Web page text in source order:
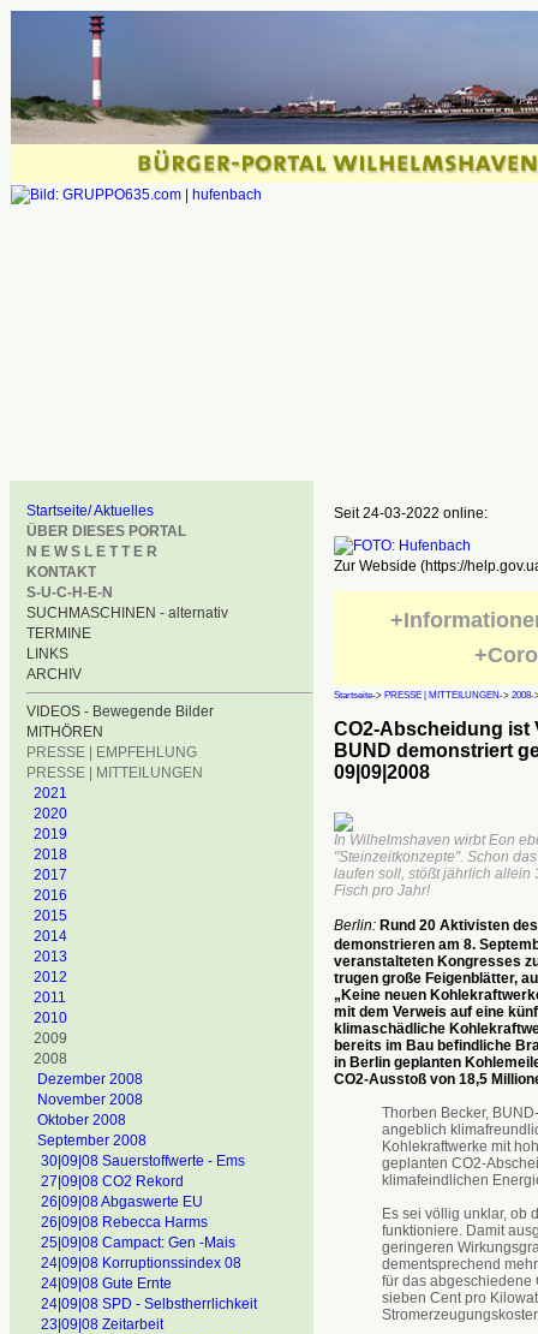
Startseite/ Aktuelles
ÜBER DIESES PORTAL
N E W S L E T T E R
KONTAKT
S-U-C-H-E-N
SUCHMASCHINEN - alternativ
TERMINE
LINKS
ARCHIV
VIDEOS - Bewegende Bilder
MITHÖREN
PRESSE | EMPFEHLUNG
PRESSE | MITTEILUNGEN
2021
2020
2019
2018
2017
2016
2015
2014
2013
2012
2011
2010
2009
2008
Dezember 2008
November 2008
Oktober 2008
September 2008
30|09|08 Sauerstoffwerte - Ems
27|09|08 CO2 Rekord
26|09|08 Abgaswerte EU
26|09|08 Rebecca Harms
25|09|08 Campact: Gen -Mais
24|09|08 Korruptionssindex 08
24|09|08 Gute Ernte
24|09|08 SPD - Selbstherrlichkeit
23|09|08 Zeitarbeit
Seit 24-03-2022 online:
Zur Webside (https://
Startseite-> PRESSE | MITTEILUNGEN-> 2008-
CO2-Abscheidung ist
BUND demonstriert
09|09|2008
In Wilhelmshaven wirbt Eon
"Steinzeitkonzepte". Schon
laufen soll, stößt jährlich allein
Fisch pro Jahr!
Berlin:Rund 20 Aktivisten
demonstrieren am 8.
veranstalteten Kongresses
trugen große Feigenblätter,
„Keine neuen
mit dem Verweis auf eine
klimaschädliche
bereits im Bau befindliche
in Berlin geplanten
CO2-Ausstoß von 18,5
Thorben Becker,
angeblich
Kohlekraftwerke mit
geplanten CO2-
klimafeindlichen
Es sei völlig unklar, ob
funktioniere. Damit
geringeren
dementsprechend
für das abgeschiedene
sieben Cent pro